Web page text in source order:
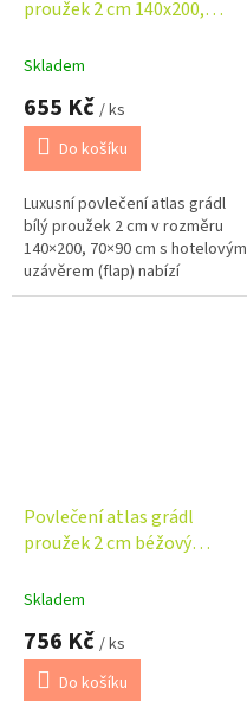
proužek 2 cm 140x200,
Skladem
655 Kč / ks
Do košíku
Luxusní povlečení atlas grádl
bílý proužek 2 cm v rozměru
140×200, 70×90 cm s hotelovým
uzávěrem (flap) nabízí
nadčasový hotelový vzhled,
Povlečení atlas grádl
proužek 2 cm béžový
Skladem
756 Kč / ks
Do košíku